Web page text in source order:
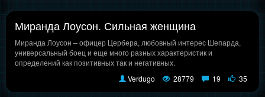
Миранда Лоусон. Сильная женщина
Миранда Лоусон – офицер Цербера, любовный интерес Шепарда,
универсальный боец и еще много разных характеристик и
определений как позитивных так и негативных.
Verdugo
28779 19 35